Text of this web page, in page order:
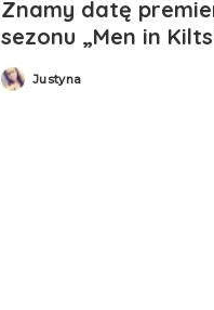
Znamy datę
sezonu „Men in
Posted
by
Justyna